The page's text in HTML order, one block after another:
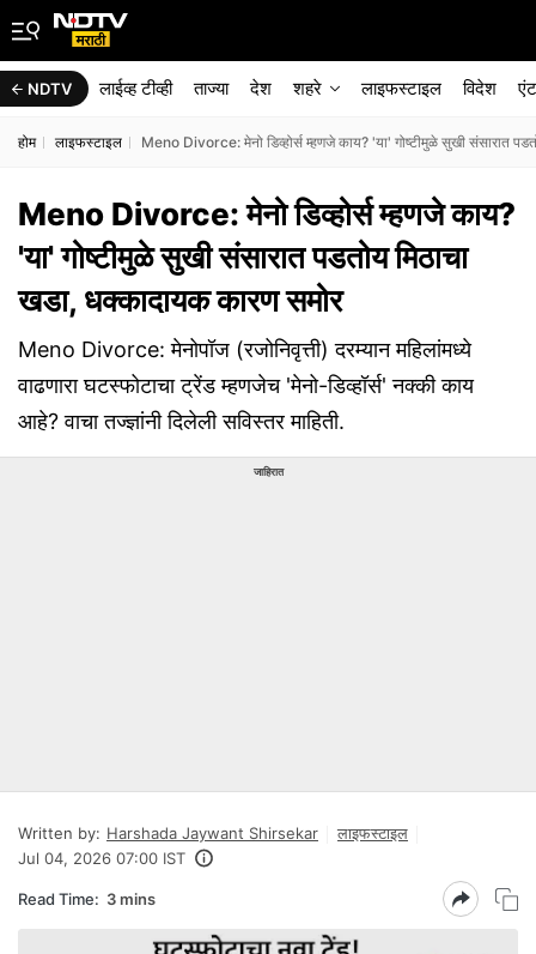
NDTV लाईव्ह टीव्ही ताज्या देश शहरे लाइफस्टाइल विदेश
होम लाइफस्टाइल Meno Divorce: मेनो डिव्होर्स म्हणजे काय? 'या' गोष्टीमुळे सुखी संसारात
Meno Divorce: मेनो डिव्होर्स म्हणजे काय?
'या' गोष्टीमुळे सुखी संसारात पडतोय मिठाचा
खडा, धक्कादायक कारण समोर
Meno Divorce: मेनोपॉज (रजोनिवृत्ती) दरम्यान महिलांमध्ये
वाढणारा घटस्फोटाचा ट्रेंड म्हणजेच 'मेनो-डिव्हॉर्स' नक्की काय
आहे? वाचा तज्ज्ञांनी दिलेली सविस्तर माहिती.
जाहिरात
Written by: Harshada Jaywant Shirsekar
लाइफस्टाइल
Jul 04, 2026 07:00 IST
Read Time: 3 mins